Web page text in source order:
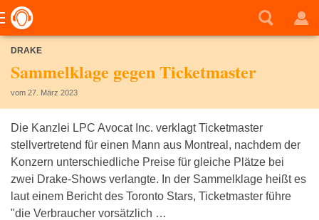
DRAKE
Sammelklage gegen Ticketmaster
vom 27. März 2023
Die Kanzlei LPC Avocat Inc. verklagt Ticketmaster
stellvertretend für einen Mann aus Montreal, nachdem der
Konzern unterschiedliche Preise für gleiche Plätze bei
zwei Drake-Shows verlangte. In der Sammelklage heißt es
laut einem Bericht des Toronto Stars, Ticketmaster führe
"die Verbraucher vorsätzlich …